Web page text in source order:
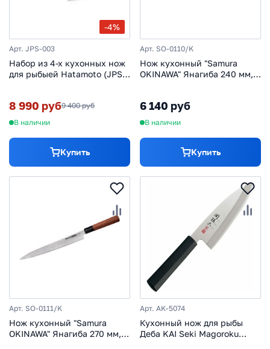
-4%
Арт. JPS-003
Набор из 4-х кухонных нож
для рыбыей Hatamoto (JPS-
8 990 руб9 400 руб
В наличии
Купить
Арт. SO-0110/K
Нож кухонный "Samura
OKINAWA" Янагиба 240 мм,
6 140 руб
В наличии
Купить
Арт. SO-0111/K
Нож кухонный "Samura
OKINAWA" Янагиба 270 мм,
Арт. AK-5074
Кухонный нож для рыбы
Деба KAI Seki Magoroku